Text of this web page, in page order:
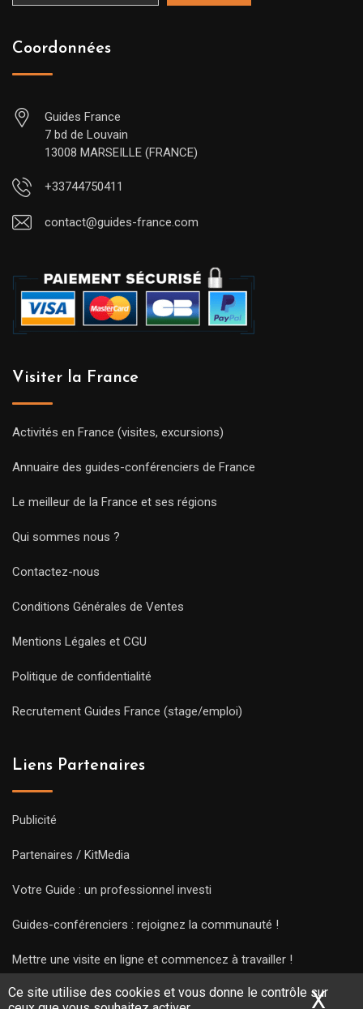
Ce site utilise des cookies et vous donne le contrôle sur
X
Coordonnées
Guides France
7 bd de Louvain
13008 MARSEILLE (FRANCE)
+33744750411
contact@guides-france.com
Visiter la France
Activités en France (visites, excursions)
Annuaire des guides-conférenciers de France
Le meilleur de la France et ses régions
Qui sommes nous ?
Contactez-nous
Conditions Générales de Ventes
Mentions Légales et CGU
Politique de confidentialité
Recrutement Guides France (stage/emploi)
Liens Partenaires
Publicité
Partenaires / KitMedia
Votre Guide : un professionnel investi
Guides-conférenciers : rejoignez la communauté !
Mettre une visite en ligne et commencez à travailler !